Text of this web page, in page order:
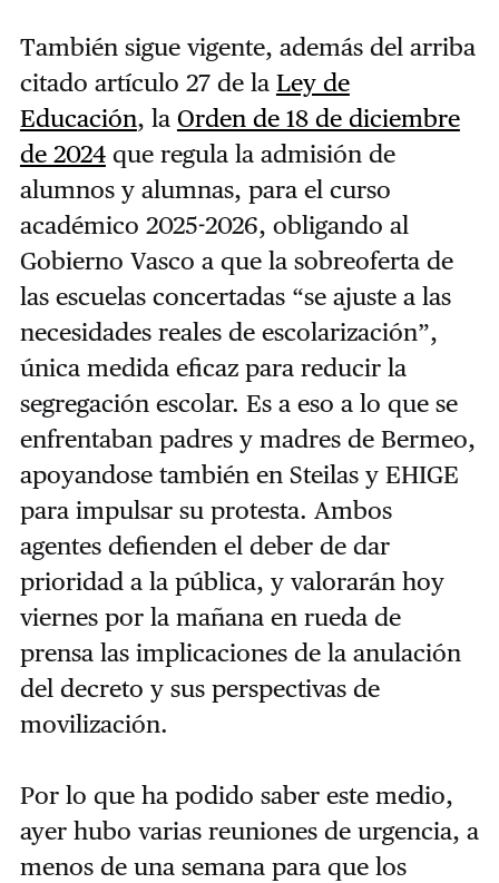
También sigue vigente, además del arriba
citado artículo 27 de la Ley de
Educación, la Orden de 18 de diciembre
de 2024que regula la admisión de
alumnos y alumnas, para el curso
académico 2025-2026, obligando al
Gobierno Vasco a que la sobreoferta de
las escuelas concertadas “se ajuste a las
necesidades reales de escolarización”,
única medida eficaz para reducir la
segregación escolar. Es a eso a lo que se
enfrentaban padres y madres de Bermeo,
apoyandose también en Steilas y EHIGE
para impulsar su protesta. Ambos
agentes defienden el deber de dar
prioridad a la pública, y valorarán hoy
viernes por la mañana en rueda de
prensa las implicaciones de la anulación
del decreto y sus perspectivas de
movilización.
Por lo que ha podido saber este medio,
ayer hubo varias reuniones de urgencia, a
menos de una semana para que los